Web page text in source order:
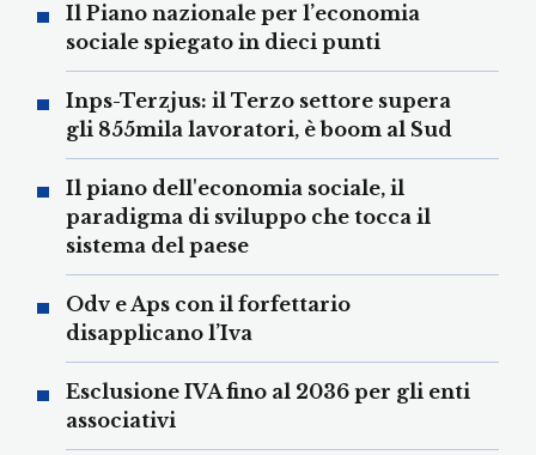
Il Piano nazionale per l’economia
sociale spiegato in dieci punti
Inps-Terzjus: il Terzo settore supera
gli 855mila lavoratori, è boom al Sud
Il piano dell'economia sociale, il
paradigma di sviluppo che tocca il
sistema del paese
Odv e Aps con il forfettario
disapplicano l’Iva
Esclusione IVA fino al 2036 per gli enti
associativi